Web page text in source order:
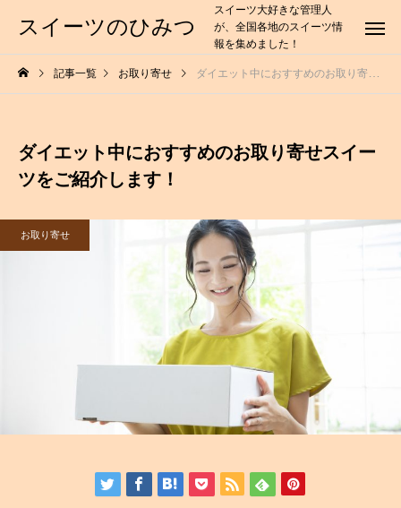
スイーツのひみつ
スイーツ大好きな管理人
が、全国各地のスイーツ情
報を集めました！
記事一覧 お取り寄せ ダイエット中におすすめのお取り寄せスイーツをご紹介します！
ダイエット中におすすめのお取り寄せスイー
ツをご紹介します！
お取り寄せ